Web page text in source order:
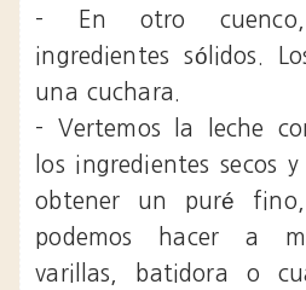
- En otro cuenco,
ingredientes sólidos.
una cuchara.
- Vertemos la leche
los ingredientes secos
obtener un puré
podemos hacer a
varillas, batidora o